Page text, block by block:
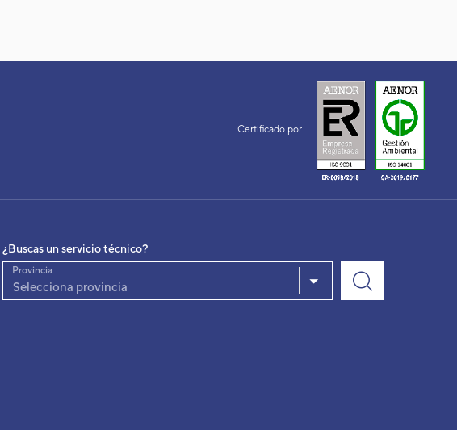
Certificado por
¿Buscas un servicio técnico?
Selecciona provincia
Provincia